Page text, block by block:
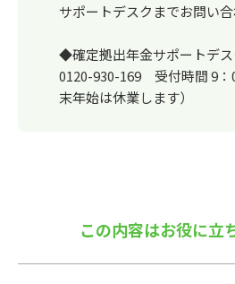
サポートデスクまでお問い
◆確定拠出年金サポートデ
0120-930-169 受付時間 9：
末年始は休業します）
この内容はお役に立